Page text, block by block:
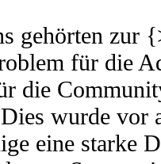
gehörten zur
für die
die
wurde vor
eine starke